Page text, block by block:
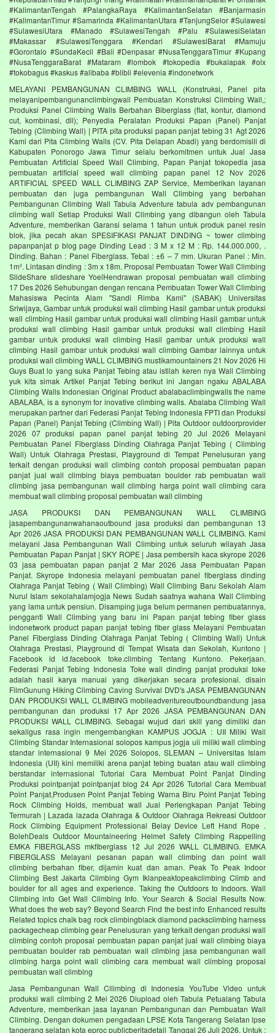
#KalimantanTengah #PalangkaRaya #KalimantanSelatan #Banjarmasin
#KalimantanTimur #Samarinda #KalimantanUtara #TanjungSelor #Sulawesi
#SulawesiUtara #Manado #SulawesiTengah #Palu #SulawesiSelatan
#Makassar #SulawesiTenggara #Kendari #SulawesiBarat #Mamuju
#Gorontalo #SundaKecil #Bali #Denpasar #NusaTenggaraTimur #Kupang
#NusaTenggaraBarat #Mataram #lombok #tokopedia #bukalapak #olx
#tokobagus #kaskus #alibaba #blibli #elevenia #indonetwork
MELAYANI PEMBANGUNAN CLIMBING WALL (Konstruksi, Panel pita
melayanipembangunanclimbingwall Pembuatan Konstruksi Climbing Wall,;
Produksi Panel Climbing Walls Berbahan Biberglass (flat, kontur, diamond
cut, kombinasi, dll); Penyedia Peralatan Produksi Papan (Panel) Panjat
Tebing (Climbing Wall) | PITA pita produksi papan panjat tebing 31 Agt 2026
Kami dari Pita Climbing Walls (CV. Pita Delapan Abadi) yang berdomisili di
Kabupaten Ponorogo Jawa Timur selalu berkomitmen untuk Jual Jasa
Pembuatan Artificial Speed Wall Climbing, Papan Panjat tokopedia jasa
pembuatan artificial speed wall climbing papan panel 12 Nov 2026
ARTIFICIAL SPEED WALL CLIMBING ZAP Service, Memberikan layanan
pembuatan dan juga pembangunan Wall Climbing yang berbahan
Pembangunan Climbing Wall Tabula Adventure tabula adv pembangunan
climbing wall Setiap Produksi Wall Climbing yang dibangun oleh Tabula
Adventure, memberikan Garansi selama 1 tahun untuk produk panel resin
blok, jika pecah akan SPESIFIKASI PANJAT DINDING ~ tower climbing
papanpanjat p blog page Dinding Lead : 3 M x 12 M : Rp. 144.000.000, .
Dinding. Bahan : Panel Fiberglass. Tebal : ±6 – 7 mm. Ukuran Panel : Min.
1m². Lintasan dinding : 3m x 18m. Proposal Pembuatan Tower Wall Climbing
SlideShare slideshare YoelHendrawan proposal pembuatan wall climbing
17 Des 2026 Sehubungan dengan rencana Pembuatan Tower Wall Climbing
Mahasiswa Pecinta Alam "Sandi Rimba Kami" (SABAK) Universitas
Sriwijaya, Gambar untuk produksi wall climbing Hasil gambar untuk produksi
wall climbing Hasil gambar untuk produksi wall climbing Hasil gambar untuk
produksi wall climbing Hasil gambar untuk produksi wall climbing Hasil
gambar untuk produksi wall climbing Hasil gambar untuk produksi wall
climbing Hasil gambar untuk produksi wall climbing Gambar lainnya untuk
produksi wall climbing WALL CLIMBING mustikamountainers 21 Nov 2026 Hi
Guys Buat lo yang suka Panjat Tebing atau istilah keren nya Wall Climbing
yuk kita simak Artikel Panjat Tebing berikut ini Jangan ngaku ABALABA
Climbing Walls Indonesian Original Product abalabaclimbingwalls the name
ABALABA, is a synonym for inovative climbing walls. Abalaba Climbing Wall
merupakan partner dari Federasi Panjat Tebing Indonesia FPTI dan Produksi
Papan (Panel) Panjat Tebing (Climbing Wall) | Pita Outdoor outdoorprovider
2026 07 produksi papan panel panjat tebing 20 Jul 2026 Melayani
Pembuatan Panel Fiberglass Dinding Olahraga Panjat Tebing ( Climbing
Wall) Untuk Olahraga Prestasi, Playground di Tempat Penelusuran yang
terkait dengan produksi wall climbing contoh proposal pembuatan papan
panjat jual wall climbing biaya pembuatan boulder rab pembuatan wall
climbing jasa pembangunan wall climbing harga point wall climbing cara
membuat wall climbing proposal pembuatan wall climbing
JASA PRODUKSI DAN PEMBANGUNAN WALL CLIMBING
jasapembangunanwahanaoutbound jasa produksi dan pembangunan 13
Apr 2026 JASA PRODUKSI DAN PEMBANGUNAN WALL CLIMBING. Kami
melayani Jasa Pembangunan Wall Climbing untuk seluruh wilayah Jasa
Pembuatan Papan Panjat | SKY ROPE | Jasa pembersih kaca skyrope 2026
03 jasa pembuatan papan panjat 2 Mar 2026 Jasa Pembuatan Papan
Panjat. Skyrope Indonesia melayani pembuatan panel fiberglass dinding
Olahraga Panjat Tebing ( Wall Climbing) Wall Climbing Baru Sekolah Alam
Nurul Islam sekolahalamjogja News Sudah saatnya wahana Wall Climbing
yang lama untuk pensiun. Disamping juga belum permanen pembuatannya,
pengganti Wall Climbing yang baru ini Papan panjat tebing fiber glass
indonetwork product papan panjat tebing fiber glass Melayani Pembuatan
Panel Fiberglass Dinding Olahraga Panjat Tebing ( Climbing Wall) Untuk
Olahraga Prestasi, Playground di Tempat Wisata dan Sekolah, Kuntono |
Facebook id id.facebook toke.climbing Tentang Kuntono. Pekerjaan.
Federasi Panjat Tebing Indonesia Toke wall dinding panjat produksi toke
adalah hasil karya manual yang dikerjakan secara profesional. disain
FilmGunung Hiking Climbing Caving Survival DVD's JASA PEMBANGUNAN
DAN PRODUKSI WALL CLIMBING mobileadventureoutboundbandung jasa
pembangunan dan produksi 17 Apr 2026 JASA PEMBANGUNAN DAN
PRODUKSI WALL CLIMBING. Sebagai wujud dari skill yang dimiliki dan
sekaligus rasa ingin mengembangkan KAMPUS JOGJA : UII Miliki Wall
Climbing Standar Internasional solopos kampus jogja uii miliki wall climbing
standar internasional 9 Mei 2026 Solopos, SLEMAN – Universitas Islam
Indonesia (UII) kini memiliki arena panjat tebing buatan atau wall climbing
berstandar internasional Tutorial Cara Membuat Point Panjat Dinding
Produksi pointpanjat pointpanjat blog 24 Apr 2026 Tutorial Cara Membuat
Point Panjat,Produsen Point Panjat Tebing Warna Biru Point Panjat Tebing
Rock Climbing Holds, membuat wall Jual Perlengkapan Panjat Tebing
Termurah | Lazada lazada Olahraga & Outdoor Olahraga Rekreasi Outdoor
Rock Climbing Equipment Professional Belay Device Left Hand Rope .
BolehDeals Outdoor Mountaineering Helmet Safety Climbing Rappelling
EMKA FIBERGLASS mkfiberglass 12 Jul 2026 WALL CLIMBING. EMKA
FIBERGLASS Melayani pesanan papan wall climbing dan point wall
climbing berbahan fiber, dijamin kuat dan aman. Peak To Peak Indoor
Climbing Best Jakarta Climbing Gym‎ Iklanpeaktopeakclimbing Climb and
boulder for all ages and experience. Taking the Outdoors to Indoors. Wall
Climbing‎ info Get Wall Climbing Info. Your Search & Social Results Now.
What does the web say? Beyond Search Find the best info Enhanced results
Related topics chalk bag rock climbingblack diamond packsclimbing harness
packagecheap climbing gear Penelusuran yang terkait dengan produksi wall
climbing contoh proposal pembuatan papan panjat jual wall climbing biaya
pembuatan boulder rab pembuatan wall climbing jasa pembangunan wall
climbing harga point wall climbing cara membuat wall climbing proposal
pembuatan wall climbing
Jasa Pembangunan Wall Cllimbing di Indonesia YouTube Video untuk
produksi wall climbing 2 Mei 2026 Diupload oleh Tabula Petualang Tabula
Adventure, memberikan jasa layanan Pembangunan dan Pembuatan Wall
Climbing. Dengan dokumen pengadaan LPSE Kota Tangerang Selatan lpse
tangerang selatan kota eproc publicberitadetail Tanggal 26 Juli 2026. Untuk :